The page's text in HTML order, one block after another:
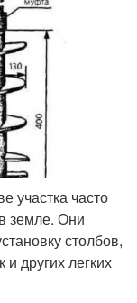
бурения
участка часто
земле. Они
столбов,
и других легких